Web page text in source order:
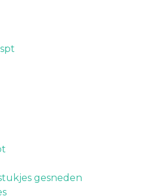
gesneden